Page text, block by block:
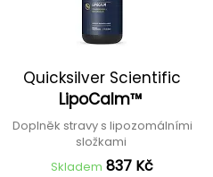
Quicksilver Scientific
LipoCalm™
Doplněk stravy s lipozomálními
složkami
Skladem 837 Kč